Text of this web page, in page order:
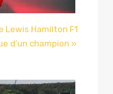
Lewis Hamilton F1
d’un champion »